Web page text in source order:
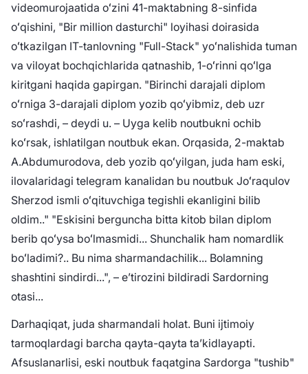
videomurojaatida oʻzini 41-maktabning 8-sinfida
oʻqishini, "Bir million dasturchi" loyihasi doirasida
oʻtkazilgan IT-tanlovning "Full-Stack" yoʻnalishida tuman
va viloyat bochqichlarida qatnashib, 1-oʻrinni qoʻlga
kiritgani haqida gapirgan. "Birinchi darajali diplom
oʻrniga 3-darajali diplom yozib qoʻyibmiz, deb uzr
soʻrashdi, – deydi u. – Uyga kelib noutbukni ochib
koʻrsak, ishlatilgan noutbuk ekan. Orqasida, 2-maktab
A.Abdumurodova, deb yozib qoʻyilgan, juda ham eski,
ilovalaridagi telegram kanalidan bu noutbuk Joʻraqulov
Sherzod ismli oʻqituvchiga tegishli ekanligini bilib
oldim.." "Eskisini berguncha bitta kitob bilan diplom
berib qoʻysa boʻlmasmidi... Shunchalik ham nomardlik
boʻladimi?.. Bu nima sharmandachilik... Bolamning
shashtini sindirdi...", – eʼtirozini bildiradi Sardorning
otasi...
Darhaqiqat, juda sharmandali holat. Buni ijtimoiy
tarmoqlardagi barcha qayta-qayta taʼkidlayapti.
Afsuslanarlisi, eski noutbuk faqatgina Sardorga "tushib"